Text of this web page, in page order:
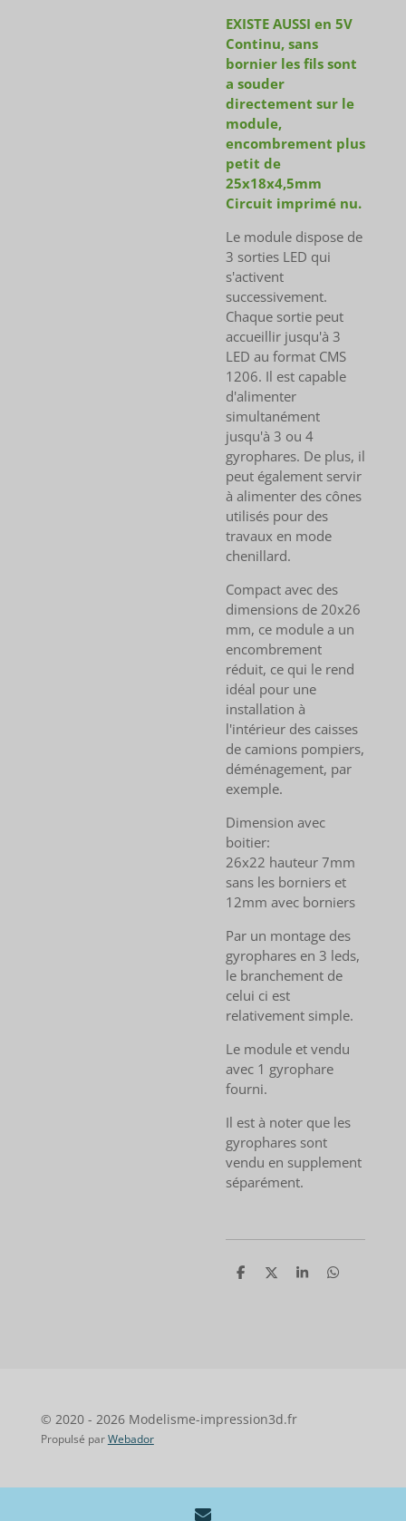
EXISTE AUSSI en 5V
Continu, sans
bornier les fils sont
a souder
directement sur le
module,
encombrement plus
petit de
25x18x4,5mm
Circuit imprimé nu.
Le module dispose de
3 sorties LED qui
s'activent
successivement.
Chaque sortie peut
accueillir jusqu'à 3
LED au format CMS
1206. Il est capable
d'alimenter
simultanément
jusqu'à 3 ou 4
gyrophares. De plus, il
peut également servir
à alimenter des cônes
utilisés pour des
travaux en mode
chenillard.
Compact avec des
dimensions de 20x26
mm, ce module a un
encombrement
réduit, ce qui le rend
idéal pour une
installation à
l'intérieur des caisses
de camions pompiers,
déménagement, par
exemple.
Dimension avec
boitier:
26x22 hauteur 7mm
sans les borniers et
12mm avec borniers
Par un montage des
gyrophares en 3 leds,
le branchement de
celui ci est
relativement simple.
Le module et vendu
avec 1 gyrophare
fourni.
Il est à noter que les
gyrophares sont
vendu en supplement
séparément.
P
P
P
P
© 2020 - 2026 Modelisme-impression3d.fr
Propulsé par Webador